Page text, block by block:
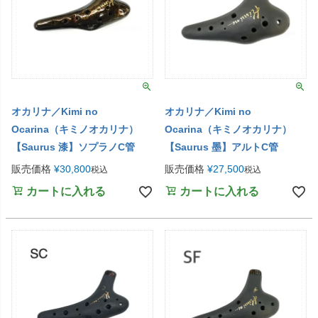
オカリナ／Kimi no
Ocarina（キミノオカリナ）
【Saurus 漆】ソプラノC管
販売価格 ¥30,800税込
カートに入れる
オカリナ／Kimi no
Ocarina（キミノオカリナ）
【Saurus 墨】アルトC管
販売価格 ¥27,500税込
カートに入れる